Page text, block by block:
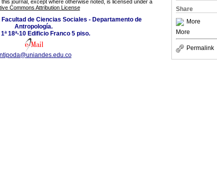
Share
More
More
Permalink
journal, except where otherwise noted, is licensed under a
Commons Attribution License
de Ciencias Sociales - Departamento de
Antropología.
18ª-10 Edificio Franco 5 piso.